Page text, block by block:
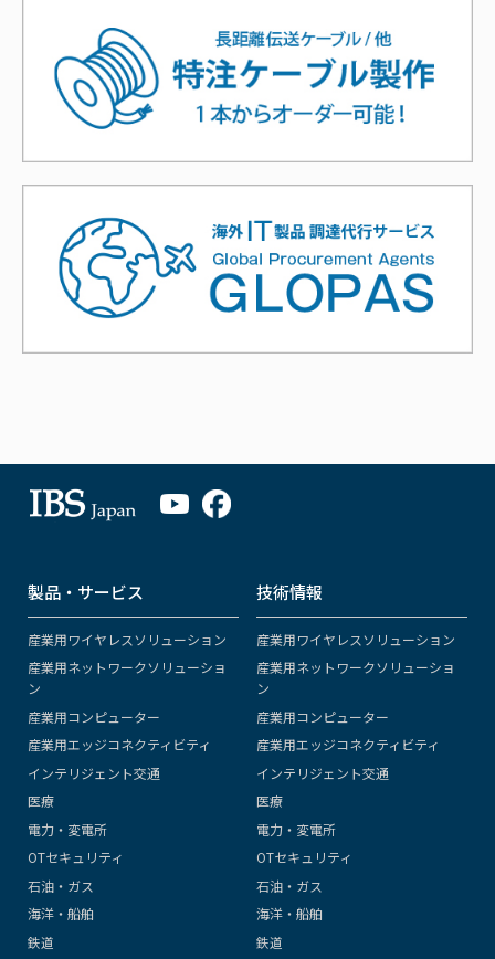
製品・サービス
産業用ワイヤレスソリューション
産業用ネットワークソリューショ
ン
産業用コンピューター
産業用エッジコネクティビティ
インテリジェント交通
医療
電力・変電所
OTセキュリティ
石油・ガス
海洋・船舶
鉄道
技術情報
産業用ワイヤレスソリューション
産業用ネットワークソリューショ
ン
産業用コンピューター
産業用エッジコネクティビティ
インテリジェント交通
医療
電力・変電所
OTセキュリティ
石油・ガス
海洋・船舶
鉄道